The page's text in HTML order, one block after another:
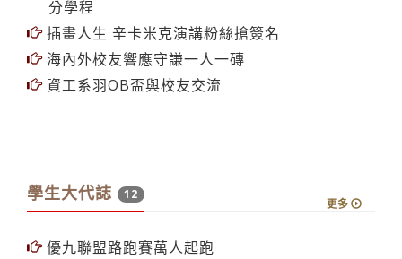
【學程加油讚】資訊技術與行動應用就業就業學
分學程
插畫人生 辛卡米克演講粉絲搶簽名
海內外校友響應守謙一人一磚
學生大代誌